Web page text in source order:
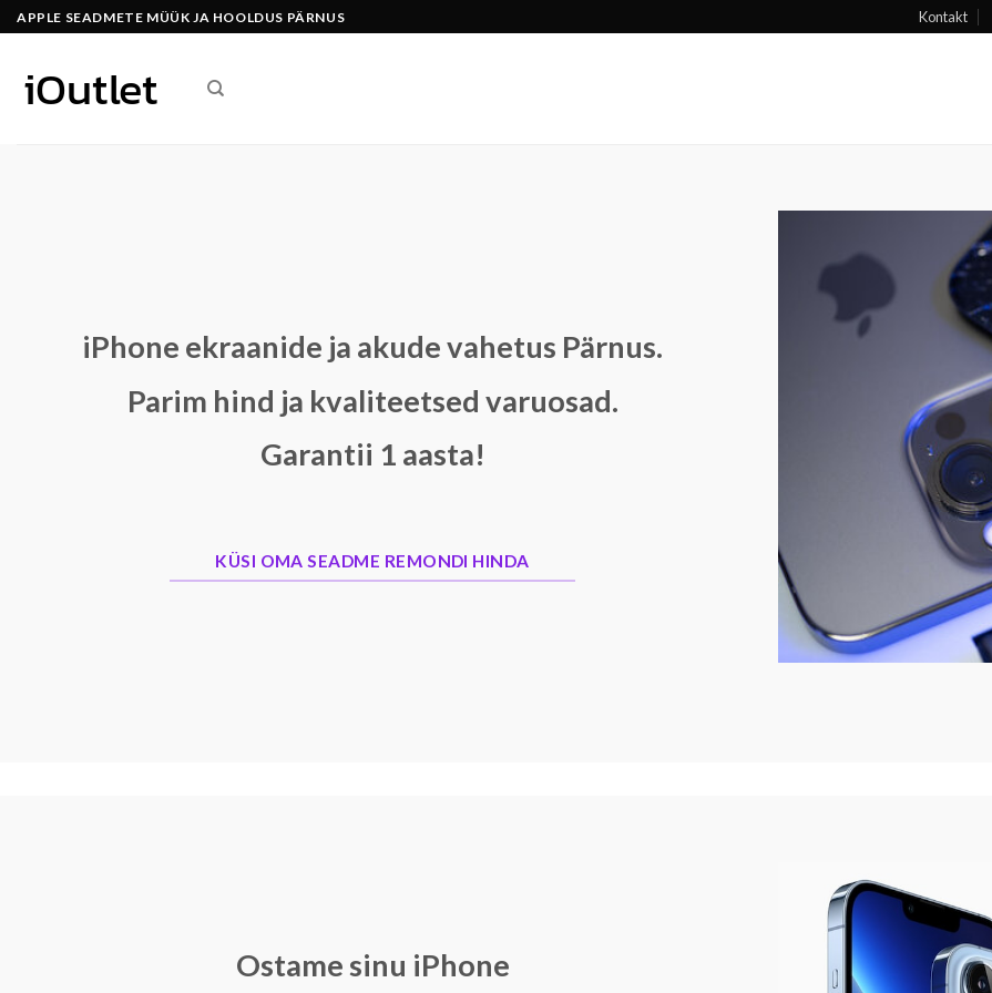
Skip
to
APPLE SEADMETE MÜÜK JA HOOLDUS PÄRNUS Kontakt
iPhone ekraanide ja akude vahetus Pärnus.
Parim hind ja kvaliteetsed varuosad.
Garantii 1 aasta!
KÜSI OMA SEADME REMONDI HINDA
Ostame sinu iPhone